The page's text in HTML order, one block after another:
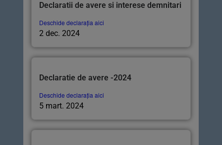
Declaratii de avere si interese demnitari
Deschide declarația aici
2 dec. 2024
Declaratie de avere -2024
Deschide declarația aici
5 mart. 2024